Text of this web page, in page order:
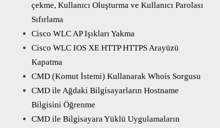
çekme, Kullanıcı Oluşturma ve Kullanıcı Parolası
Sıfırlama
Cisco WLC AP Işıkları Yakma
Cisco WLC IOS XE HTTP HTTPS Arayüzü
Kapatma
CMD (Komut İstemi) Kullanarak Whois Sorgusu
CMD ile Ağdaki Bilgisayarların Hostname
Bilgisini Öğrenme
CMD ile Bilgisayara Yüklü Uygulamaların